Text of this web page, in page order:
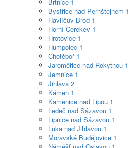
Bystřice nad Pernštejnem 1
Havlíčův Brod 1
Horní Cerekev 1
Hrotovice 1
Humpolec 1
Chotěboř 1
Jaroměřice nad Rokytnou 1
Jemnice 1
Jihlava 2
Kámen 1
Kamenice nad Lipou 1
Ledeč nad Sázavou 1
Lipnice nad Sázavou 1
Luka nad Jihlavou 1
Moravské Budějovice 1